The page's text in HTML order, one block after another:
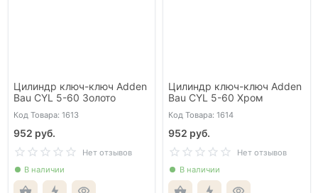
Цилиндр ключ-ключ Adden
Bau CYL 5-60 Золото
Код Товара: 1613
952 руб.
Нет отзывов
В наличии
Цилиндр ключ-ключ Adden
Bau CYL 5-60 Хром
Код Товара: 1614
952 руб.
Нет отзывов
В наличии